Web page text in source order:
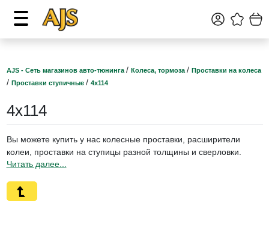
AJS - Сеть магазинов авто-тюнинга / Колеса, тормоза / Проставки на колеса
/ Проставки ступичные / 4х114
4х114
Вы можете купить у нас колесные проставки, расширители
колеи, проставки на ступицы разной толщины и сверловки.
на: